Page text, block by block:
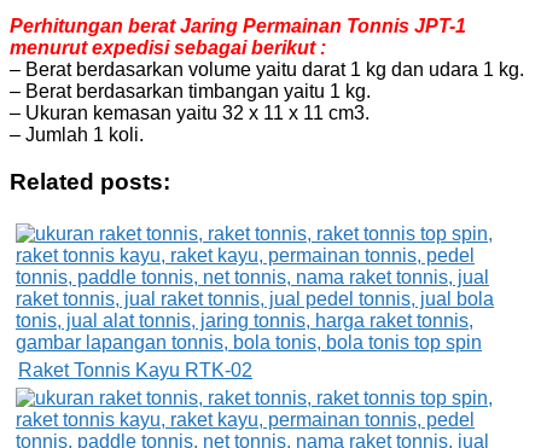
Perhitungan berat Jaring Permainan Tonnis JPT-1
menurut expedisi sebagai berikut :
– Berat berdasarkan volume yaitu darat 1 kg dan udara 1 kg.
– Berat berdasarkan timbangan yaitu 1 kg.
– Ukuran kemasan yaitu 32 x 11 x 11 cm3.
– Jumlah 1 koli.
Related posts:
Raket Tonnis Kayu RTK-02